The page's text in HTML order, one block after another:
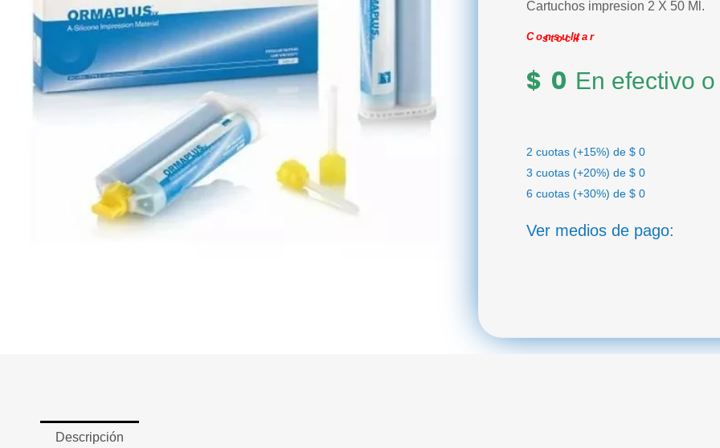
Cartuchos impresion 2 X 50 Ml.
Consultar stock
$ 0 En efectivo
2 cuotas (+15%) de $ 0
3 cuotas (+20%) de $ 0
6 cuotas (+30%) de $ 0
Ver medios de pago:
Descripción